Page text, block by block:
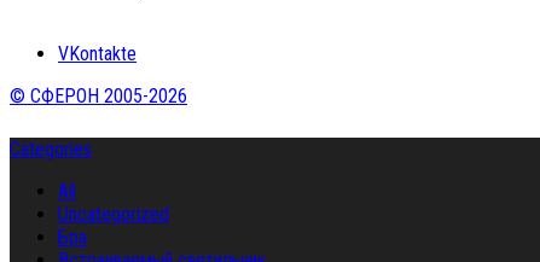
VKontakte
© СФЕРОН 2005-2026
Categories
All
Uncategorized
Бра